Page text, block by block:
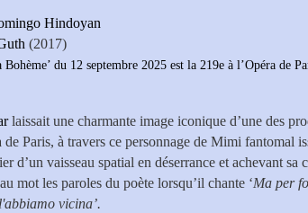
Hindoyan
(2017)
du 12 septembre 2025 est la 219e à l’Opéra de
laissait une charmante image iconique d’une des
de Paris, à travers ce personnage de Mimi fantomal
d’un vaisseau spatial en déserrance et achevant sa
mot les paroles du poète lorsqu’il chante ‘Ma per
vicina’.